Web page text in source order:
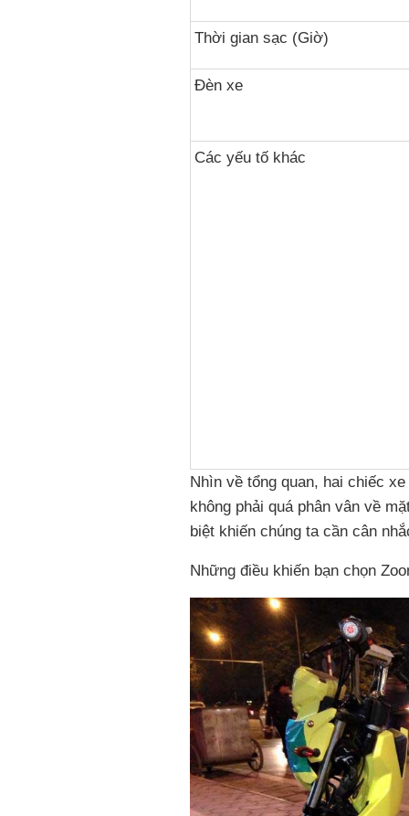
Thời gian sạc (Giờ)
Đèn xe
Các yếu tố khác
Nhìn về tổng quan, hai chiếc
không phải quá phân vân về
biệt khiến chúng ta cần cân
Những điều khiến bạn chọn